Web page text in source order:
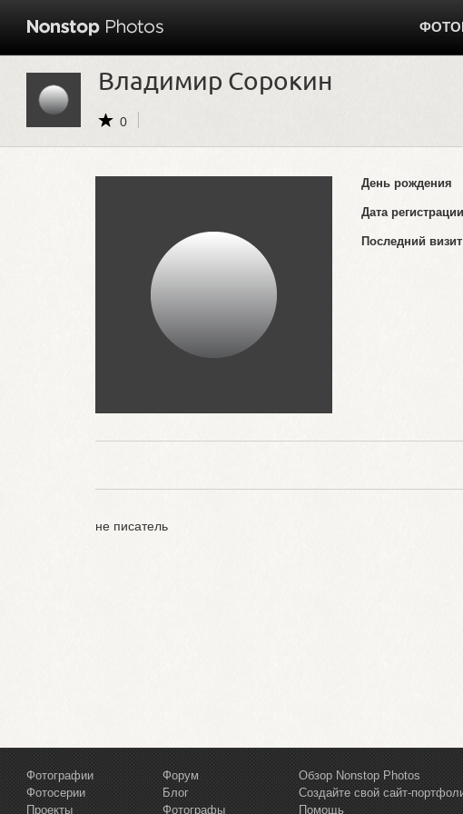
Владимир Сорокин
0
День рождения
Дата регистрации
Последний визит
не писатель
Фотографии
Фотосерии
Проекты
Форум
Блог
Фотографы
Обзор Nonstop Photos
Создайте свой сайт-
Помощь